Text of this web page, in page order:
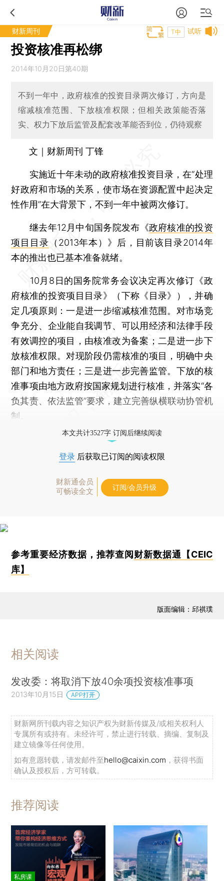
财新周刊 试听
T中
投资核准再松绑
2014年10月20日第40期
不到一年中，政府核准的投资目录两次修订，方向是
缩减核准范围、下放核准权限；但相关政策能否落
实、权力下放后监管及配套改革能否到位，仍待观察
文｜财新周刊 丁锋
实施近十年未动的政府核准投资目录，在“处理
好政府和市场的关系，使市场在资源配置中起决定
性作用”在大背景下，不到一年中被两次修订。
继去年12月中旬国务院发布《政府核准的投资
项目目录 （2013年本）》后，目前该目录2014年
本的推出也已基本准备就绪。
10月8日的国务院常务会议决定再次修订《政
府核准的投资项目目录》（下称《目录》），并确
定几项原则：一是进一步缩减核准范围。对市场竞
争充分、企业能自我调节、可以用经济和法律手段
有效调控的项目，由核准改为备案；二是进一步下
放核准权限。对现阶段仍需核准的项目，明确中央
部门和地方责任；三是进一步完善监管。下放的核
准事项由地方政府按国家规划进行核准，并落实“各
负其责、依法监管”要求，建立完善纵横联动协管机
制。
本文共计3527字 订阅后继续阅读
登录 后获取已订阅的阅读权限
财新通会员
可畅读全文
订阅/会员升级
参考重要经济数据，推荐查阅 财新数据通【CEIC
库】
版面编辑：邱祺璞
相关阅读
发改委：将取消下放40余项投资核准事项
2013年10月15日 APP打开
财新网所刊载内容之知识产权为财新传媒及/或相关权利人
专属所有或持有。未经许可，禁止进行转载、摘编、复制及
建立镜像等任何使用。
如有意愿转载，请发邮件至hello@caixin.com ，获得书面
确认及授权后，方可转载。
推荐阅读
私房课